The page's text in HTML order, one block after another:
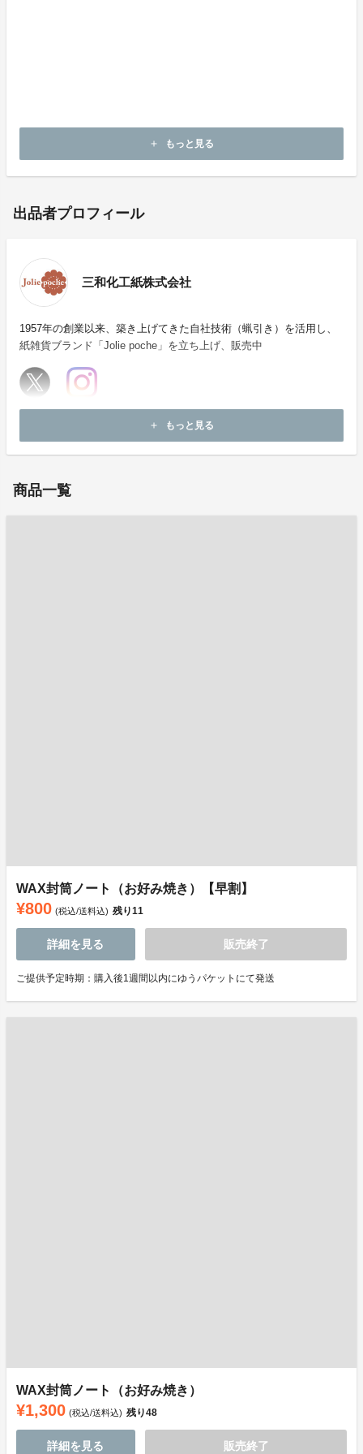
add もっと見る
出品者プロフィール
三和化工紙株式会社
1957年の創業以来、築き上げてきた自社技術（蝋引き）を活用し、
紙雑貨ブランド「Jolie poche」を立ち上げ、販売中
add もっと見る
商品一覧
WAX封筒ノート（お好み焼き）【早割】
¥800 (税込/送料込) 残り11
詳細を見る 販売終了
ご提供予定時期：購入後1週間以内にゆうパケットにて発送
WAX封筒ノート（お好み焼き）
¥1,300 (税込/送料込) 残り48
詳細を見る 販売終了